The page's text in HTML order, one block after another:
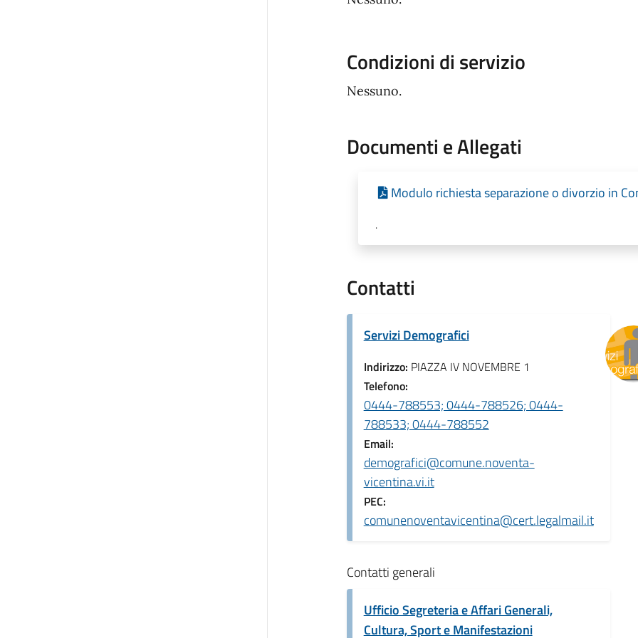
Condizioni di servizio
Nessuno.
Documenti e Allegati
Modulo richiesta separazione o divorzio in
.
Contatti
Servizi Demografici
Indirizzo: PIAZZA IV NOVEMBRE 1
Telefono:
0444-788553; 0444-788526; 0444-
788533; 0444-788552
Email:
demografici@comune.noventa-
vicentina.vi.it
PEC:
comunenoventavicentina@cert.legalmail.it
Contatti generali
Ufficio Segreteria e Affari Generali,
Cultura, Sport e Manifestazioni